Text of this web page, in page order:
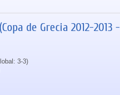
de Grecia 2012-2013 -
3-3)